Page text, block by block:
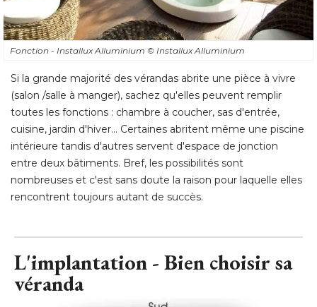
Si la grande majorité des vérandas abrite une pièce à vivre
(salon /salle à manger), sachez qu'elles peuvent remplir
toutes les fonctions : chambre à coucher, sas d'entrée,
intérieure tandis d'autres servent d'espace de jonction
entre deux bâtiments. Bref, les possibilités sont
nombreuses et c'est sans doute la raison pour laquelle elles
rencontrent toujours autant de succès.
L'implantation - Bien choisir sa